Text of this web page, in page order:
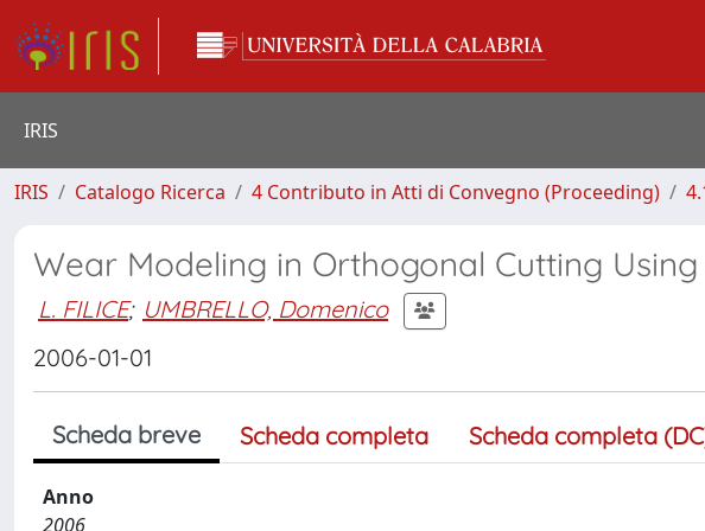
IRIS
IRIS Catalogo Ricerca 4 Contributo in Atti di Convegno (Proceeding)
Wear Modeling in Orthogonal Cutting
L. FILICE; UMBRELLO, Domenico
2006-01-01
Scheda breve Scheda completa Scheda completa
Anno
2006